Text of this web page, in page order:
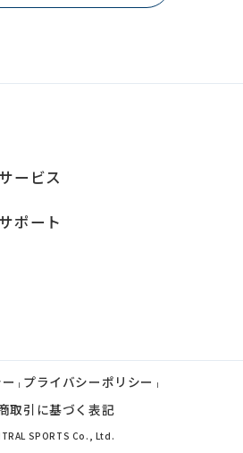
から
数料が必要
から
ービス
ポート
| プライバシーポリシー |
取引に基づく表記
SPORTS Co., Ltd.